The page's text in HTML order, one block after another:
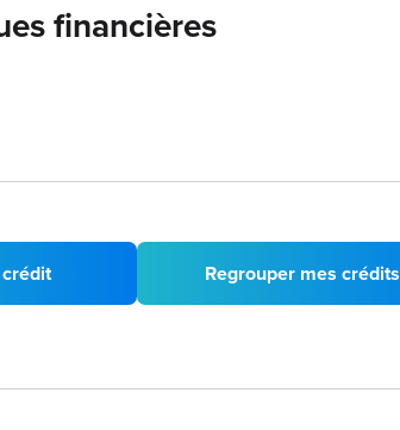
financières
Regrouper mes crédits